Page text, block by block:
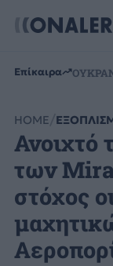
Επίκαιρα
HOME
Ανοιχτό
των
στόχος